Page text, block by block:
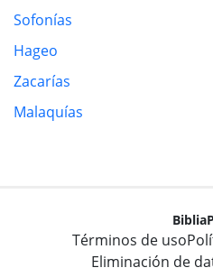
Sofonías
Hageo
Zacarías
Malaquías
Términos de uso
Eliminación de